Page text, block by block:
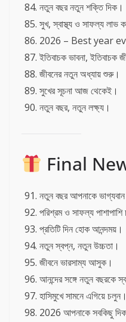
নতুন বছর নতুন শক্তি দিক।
সুখ, স্বাস্থ্য ও সাফল্য লাভ
2026 – Best year
ইতিবাচক ভাবনা, ইতিবাচক
জীবনের নতুন অধ্যায় শুরু।
সুখের সূচনা আজ থেকেই।
নতুন বছর, নতুন লক্ষ্য।
Final
নতুন বছর আপনাকে
পরিশ্রম ও সাফল্য
প্রতিটি দিন হোক আনন্দময়।
নতুন স্বপ্ন, নতুন উচ্চতা।
জীবনে ভারসাম্য আসুক।
আনন্দের সঙ্গে নতুন বছরকে
হাসিমুখে সামনে এগিয়ে চলুন।
2026 আপনাকে সবকিছু